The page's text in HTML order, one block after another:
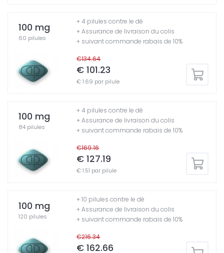
100 mg
60 pilules
€134.64
€ 101.23
€ 1.69 par pilule
+ 4 pilules contre le dé
+ Assurance de livraison du colis
+ suivant commande rabais de 10%
100 mg
84 pilules
€169.16
€ 127.19
€ 1.51 par pilule
+ 4 pilules contre le dé
+ Assurance de livraison du colis
+ suivant commande rabais de 10%
100 mg
120 pilules
€216.34
€ 162.66
+ 10 pilules contre le dé
+ Assurance de livraison du colis
+ suivant commande rabais de 10%